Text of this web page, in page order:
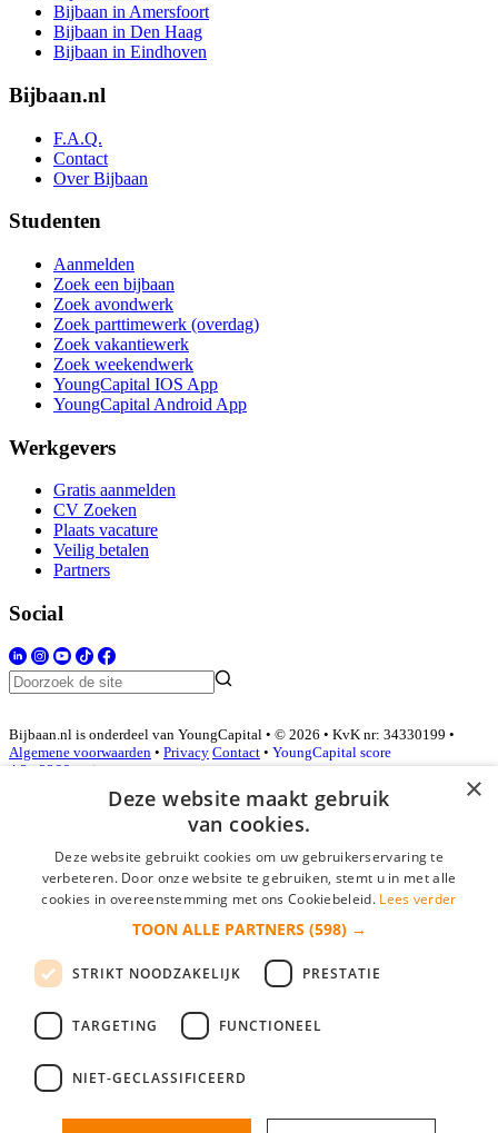
Bijbaan in Amersfoort
Bijbaan in Den Haag
Bijbaan in Eindhoven
Bijbaan.nl
F.A.Q.
Contact
Over Bijbaan
Studenten
Aanmelden
Zoek een bijbaan
Zoek avondwerk
Zoek parttimewerk (overdag)
Zoek vakantiewerk
Zoek weekendwerk
YoungCapital IOS App
YoungCapital Android App
Werkgevers
Gratis aanmelden
CV Zoeken
Plaats vacature
Veilig betalen
Partners
Social
Bijbaan.nl is onderdeel van YoungCapital • © 2026 • KvK nr: 34330199 •
Algemene voorwaarden • Privacy Contact • YoungCapital score
4.3 - 3366 reviews
Inloggen als bedrijf
*
login gegevens onthouden
login
Bedrijf aanmelden
×
Deze website maakt gebruik
van cookies.
Deze website gebruikt cookies om uw gebruikerservaring te
verbeteren. Door onze website te gebruiken, stemt u in met alle
cookies in overeenstemming met ons Cookiebeleid. Lees verder
TOON ALLE PARTNERS (598) →
STRIKT NOODZAKELIJK PRESTATIE
TARGETING FUNCTIONEEL
NIET-GECLASSIFICEERD